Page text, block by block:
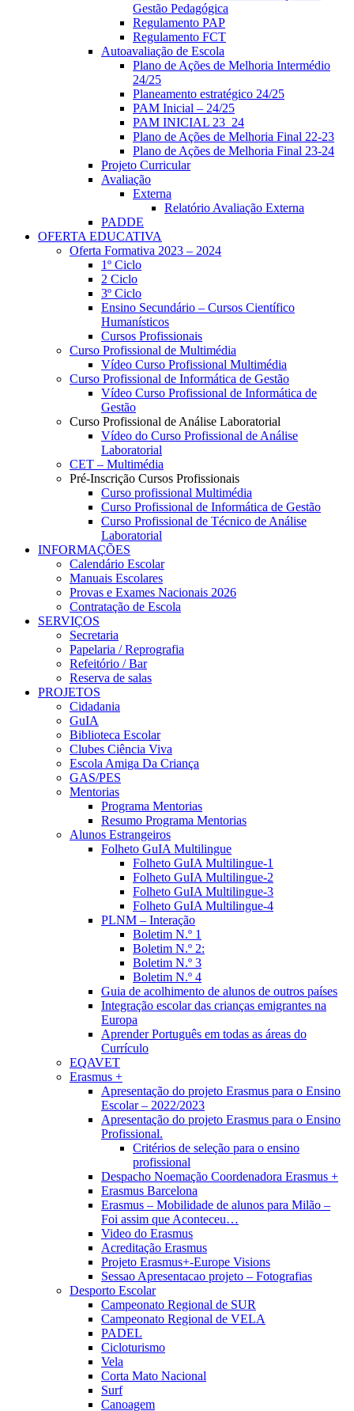
Gestão Pedagógica
Regulamento PAP
Regulamento FCT
Autoavaliação de Escola
Plano de Ações de Melhoria Intermédio
24/25
Planeamento estratégico 24/25
PAM Inicial – 24/25
PAM INICIAL 23_24
Plano de Ações de Melhoria Final 22-23
Plano de Ações de Melhoria Final 23-24
Projeto Curricular
Avaliação
Externa
Relatório Avaliação Externa
PADDE
OFERTA EDUCATIVA
Oferta Formativa 2023 – 2024
1º Ciclo
2 Ciclo
3º Ciclo
Ensino Secundário – Cursos Científico
Humanísticos
Cursos Profissionais
Curso Profissional de Multimédia
Vídeo Curso Profissional Multimédia
Curso Profissional de Informática de Gestão
Vídeo Curso Profissional de Informática de
Gestão
Curso Profissional de Análise Laboratorial
Vídeo do Curso Profissional de Análise
Laboratorial
CET – Multimédia
Pré-Inscrição Cursos Profissionais
Curso profissional Multimédia
Curso Profissional de Informática de Gestão
Curso Profissional de Técnico de Análise
Laboratorial
INFORMAÇÕES
Calendário Escolar
Manuais Escolares
Provas e Exames Nacionais 2026
Contratação de Escola
SERVIÇOS
Secretaria
Papelaria / Reprografia
Refeitório / Bar
Reserva de salas
PROJETOS
Cidadania
GuIA
Biblioteca Escolar
Clubes Ciência Viva
Escola Amiga Da Criança
GAS/PES
Mentorias
Programa Mentorias
Resumo Programa Mentorias
Alunos Estrangeiros
Folheto GuIA Multilingue
Folheto GuIA Multilingue-1
Folheto GuIA Multilingue-2
Folheto GuIA Multilingue-3
Folheto GuIA Multilingue-4
PLNM – Interação
Boletim N.º 1
Boletim N.º 2:
Boletim N.º 3
Boletim N.º 4
Guia de acolhimento de alunos de outros países
Integração escolar das crianças emigrantes na
Europa
Aprender Português em todas as áreas do
Currículo
EQAVET
Erasmus +
Apresentação do projeto Erasmus para o Ensino
Escolar – 2022/2023
Apresentação do projeto Erasmus para o Ensino
Profissional.
Critérios de seleção para o ensino
profissional
Despacho Noemação Coordenadora Erasmus +
Erasmus Barcelona
Erasmus – Mobilidade de alunos para Milão –
Foi assim que Aconteceu…
Video do Erasmus
Acreditação Erasmus
Projeto Erasmus+-Europe Visions
Sessao Apresentacao projeto – Fotografias
Desporto Escolar
Campeonato Regional de SUR
Campeonato Regional de VELA
PADEL
Cicloturismo
Vela
Corta Mato Nacional
Surf
Canoagem